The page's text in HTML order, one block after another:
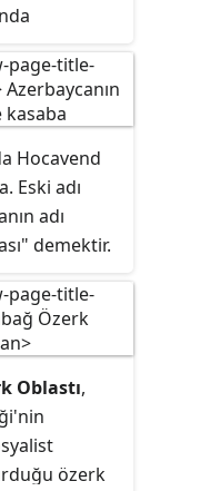
Karabağ
idi. 1992-
Kelbecer,
Hocavend
Eski adı
adı
demektir.
Özerk
olup
Oblastı,
özerk